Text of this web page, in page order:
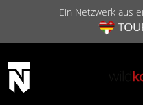
Ein Netzwerk aus